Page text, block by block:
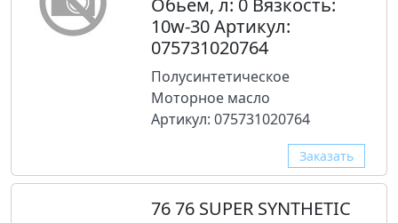
Обьем, л: 0 Вязкость:
10w-30 Артикул:
075731020764
Полусинтетическое
Моторное масло
Артикул: 075731020764
Заказать
76 76 SUPER SYNTHETIC